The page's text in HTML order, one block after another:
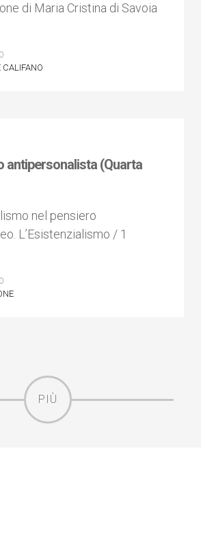
di Maria Cristina di Savoia
CALIFANO
antipersonalista (Quarta
nel pensiero
L’Esistenzialismo / 1
PIÙ